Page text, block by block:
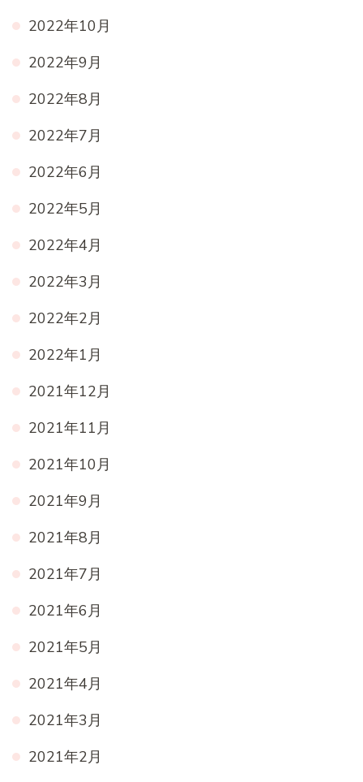
2022年10月
2022年9月
2022年8月
2022年7月
2022年6月
2022年5月
2022年4月
2022年3月
2022年2月
2022年1月
2021年12月
2021年11月
2021年10月
2021年9月
2021年8月
2021年7月
2021年6月
2021年5月
2021年4月
2021年3月
2021年2月